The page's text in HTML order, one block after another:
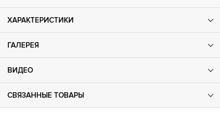
ХАРАКТЕРИСТИКИ
ГАЛЕРЕЯ
ВИДЕО
СВЯЗАННЫЕ ТОВАРЫ